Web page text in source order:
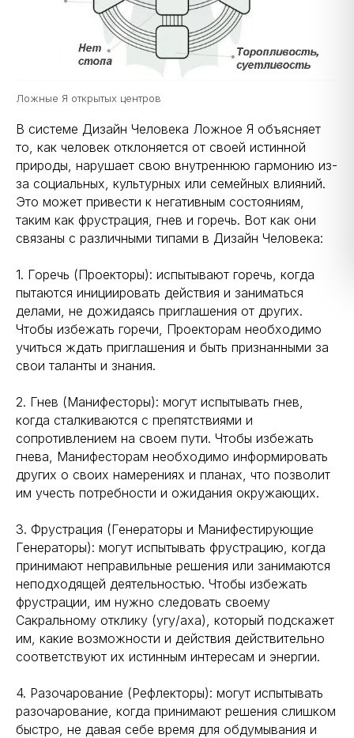
ПСД с 26 января 2026, АВС с 23 марта 2026,
Ложные Я открытых центров
В системе Дизайн Человека Ложное Я объясняет
то, как человек отклоняется от своей истинной
природы, нарушает свою внутреннюю гармонию из-
за социальных, культурных или семейных влияний.
Это может привести к негативным состояниям,
таким как фрустрация, гнев и горечь. Вот как они
связаны с различными типами в Дизайн Человека:
1. Горечь (Проекторы): испытывают горечь, когда
пытаются инициировать действия и заниматься
делами, не дожидаясь приглашения от других.
Чтобы избежать горечи, Проекторам необходимо
учиться ждать приглашения и быть признанными за
свои таланты и знания.
2. Гнев (Манифесторы): могут испытывать гнев,
когда сталкиваются с препятствиями и
сопротивлением на своем пути. Чтобы избежать
гнева, Манифесторам необходимо информировать
других о своих намерениях и планах, что позволит
им учесть потребности и ожидания окружающих.
3. Фрустрация (Генераторы и Манифестирующие
Генераторы): могут испытывать фрустрацию, когда
принимают неправильные решения или занимаются
неподходящей деятельностью. Чтобы избежать
фрустрации, им нужно следовать своему
Сакральному отклику (угу/аха), который подскажет
им, какие возможности и действия действительно
соответствуют их истинным интересам и энергии.
4. Разочарование (Рефлекторы): могут испытывать
разочарование, когда принимают решения слишком
быстро, не давая себе время для обдумывания и